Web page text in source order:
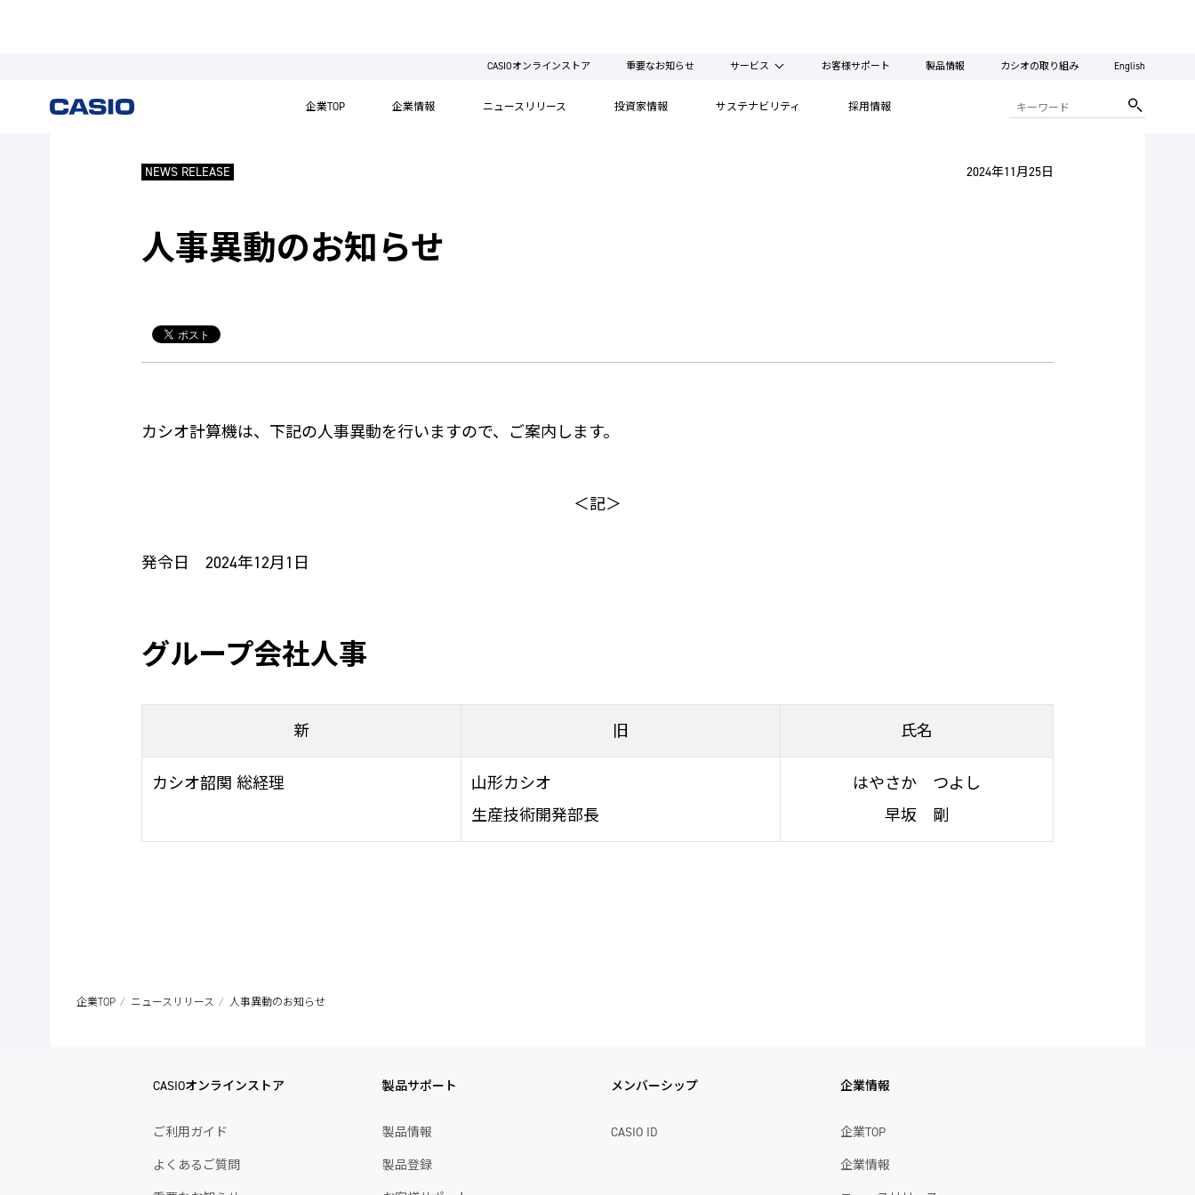
CASIOオンラインストア 重要なお知らせ サービス お客様サポート 製品情報 カシオの取り組み English
企業TOP 企業情報 ニュースリリース 投資家情報 サステナビリティ 採用情報
NEWS RELEASE 2024年11月25日
人事異動のお知らせ
カシオ計算機は、下記の人事異動を行いますので、ご案内します。
＜記＞
発令日 2024年12月1日
グループ会社人事
新 旧 氏名
カシオ韶関 総経理
山形カシオ
生産技術開発部長
はやさか つよし
早坂 剛
企業TOP ニュースリリース 人事異動のお知らせ
CASIOオンラインストア
ご利用ガイド
よくあるご質問
製品サポート
製品情報
製品登録
メンバーシップ
CASIO ID
企業情報
企業TOP
企業情報